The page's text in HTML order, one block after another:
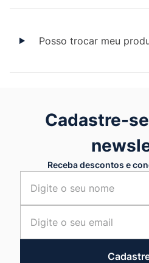
Posso trocar meu
Cadastre-
Receba descontos e